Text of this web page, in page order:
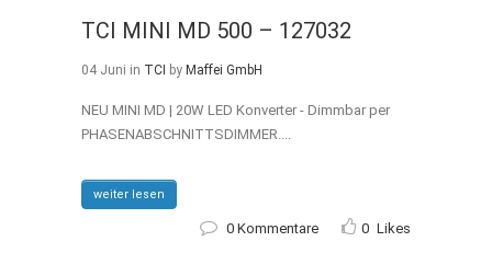
TCI MINI MD 500 – 127032
04 Juni in TCI by Maffei GmbH
NEU MINI MD | 20W LED Konverter - Dimmbar per
PHASENABSCHNITTSDIMMER....
weiter lesen
0 Kommentare 0 Likes